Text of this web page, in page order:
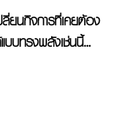
ยนกิจการที่เคยต้อง
บบทรงพลังเช่นนี้...